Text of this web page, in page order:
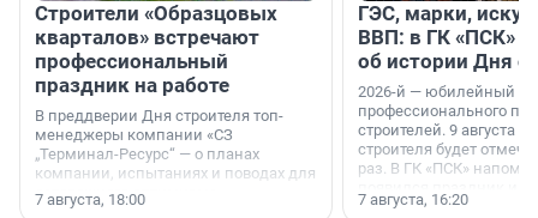
Строители «Образцовых
кварталов» встречают
профессиональный
праздник на работе
В преддверии Дня строителя топ-
менеджеры компании «СЗ
„Терминал-Ресурс“ — о планах
компании, испытаниях и поводах для
осторожного оптимизма.
7 августа, 18:00
ГЭС, марки,
ВВП: в ГК «ПСК»
об истории Дня
2026-й — юбилейный
профессионального
строителей. 9 августа
строителя будет
раз. В ГК «ПСК»
поменялась роль
7 августа, 16:20